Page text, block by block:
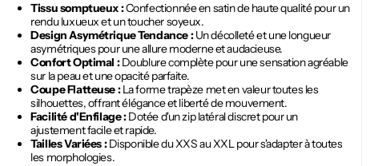
Tissu somptueux :Confectionnée en satin de haute qualité pour un
rendu luxueux et un toucher soyeux.
Design Asymétrique Tendance :Un décolleté et une longueur
asymétriques pour une allure moderne et audacieuse.
Confort Optimal :Doublure complète pour une sensation agréable
sur la peau et une opacité parfaite.
Coupe Flatteuse :La forme trapèze met en valeur toutes les
silhouettes, offrant élégance et liberté de mouvement.
Facilité d'Enfilage :Dotée d'un zip latéral discret pour un
ajustement facile et rapide.
Tailles Variées :Disponible du XXS au XXL pour s'adapter à toutes
les morphologies.